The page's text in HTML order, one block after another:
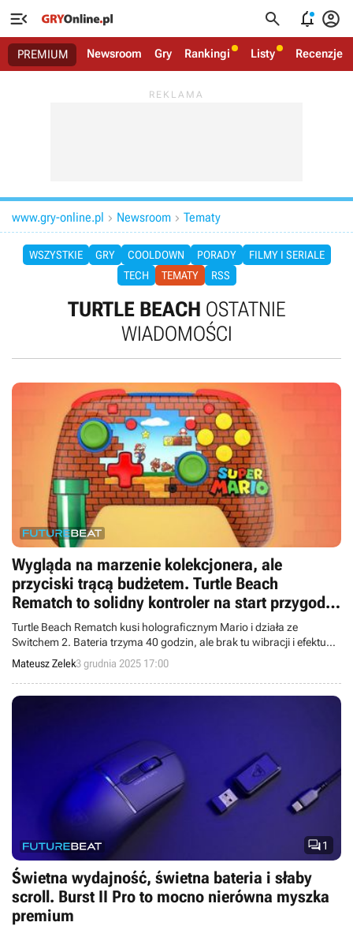
   
PREMIUM Newsroom Gry Rankingi Listy Recenzje
www.gry-online.pl  Newsroom  Tematy
WSZYSTKIE GRY COOLDOWN PORADY
FILMY I SERIALE
TECH
TEMATY RSS
TURTLE BEACH OSTATNIE
WIADOMOŚCI
Wygląda na marzenie kolekcjonera, ale
przyciski trącą budżetem. Turtle Beach
Rematch to solidny kontroler na start przygody
z Nintendo
Turtle Beach Rematch kusi holograficznym Mario i działa ze
Switchem 2. Bateria trzyma 40 godzin, ale brak tu wibracji i efektu
Halla. Czy piękny design rekompensuje „budżetowe” przyciski?
Sprawdzamy ten gadżet dla kolekcjonerów.
Mateusz Zelek3 grudnia 2025 17:00
1
Świetna wydajność, świetna bateria i słaby
scroll. Burst II Pro to mocno nierówna myszka
premium